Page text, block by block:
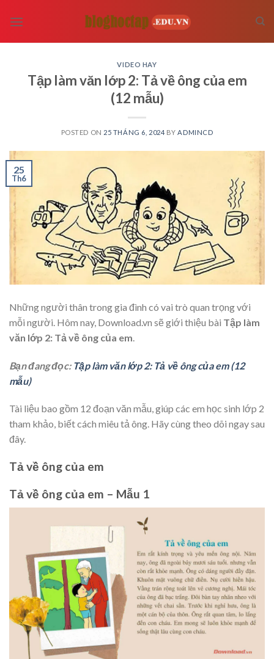
VIDEO HAY
Tập làm văn lớp 2: Tả về ông của em
(12 mẫu)
POSTED ON 25 THÁNG 6, 2024 BY ADMINCD
25
Th6
Những người thân trong gia đình có vai trò quan trọng với
mỗi người. Hôm nay, Download.vn sẽ giới thiệu bài Tập làm
văn lớp 2: Tả về ông của em
Bạn đang đọc: Tập làm văn lớp 2: Tả về ông của em (12
mẫu)
Tài liệu bao gồm 12 đoạn văn mẫu, giúp các em học sinh lớp 2
tham khảo, biết cách miêu tả ông. Hãy cùng theo dõi ngay sau
đây.
Tả về ông của em
Tả về ông của em – Mẫu 1